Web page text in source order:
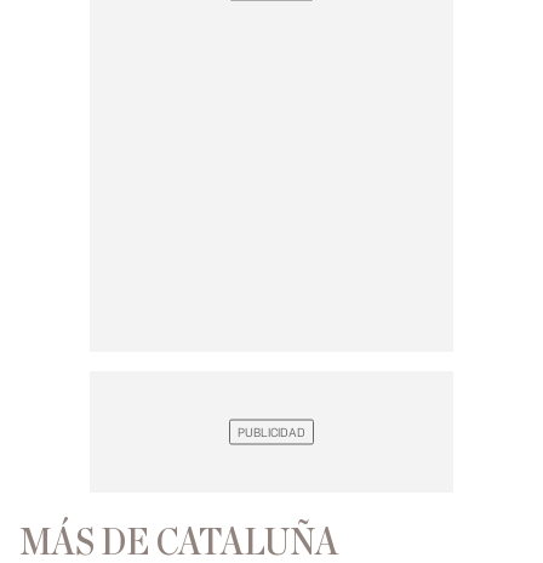
MÁS DE CATALUÑA